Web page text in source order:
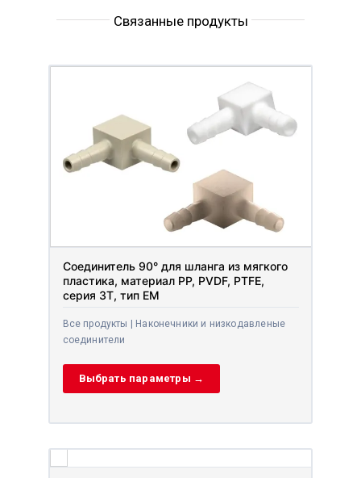
Связанные продукты
Соединитель 90° для шланга из мягкого
пластика, материал PP, PVDF, PTFE,
серия 3T, тип EM
Все продукты | Наконечники и низкодавленые
соединители
Выбрать параметры →